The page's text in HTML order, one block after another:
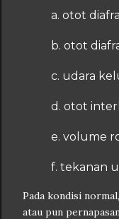
a. otot
b. otot
c. udara
d. otot
e. volume
f. tekanan
Pada kondisi
atau pun